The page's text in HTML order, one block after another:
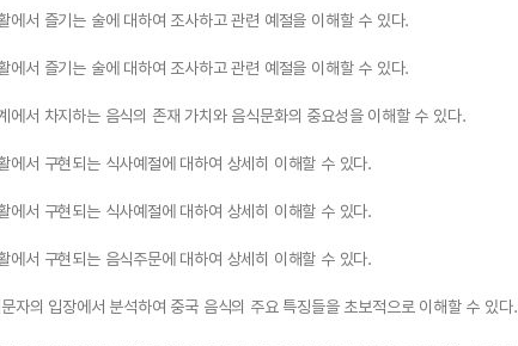
에서 즐기는 술에 대하여 조사하고 관련 예절을 이해할 수 있다.
에서 즐기는 술에 대하여 조사하고 관련 예절을 이해할 수 있다.
에서 차지하는 음식의 존재 가치와 음식문화의 중요성을 이해할 수 있다.
에서 구현되는 식사예절에 대하여 상세히 이해할 수 있다.
에서 구현되는 식사예절에 대하여 상세히 이해할 수 있다.
에서 구현되는 음식주문에 대하여 상세히 이해할 수 있다.
자의 입장에서 분석하여 중국 음식의 주요 특징들을 초보적으로 이해할 수 있다.